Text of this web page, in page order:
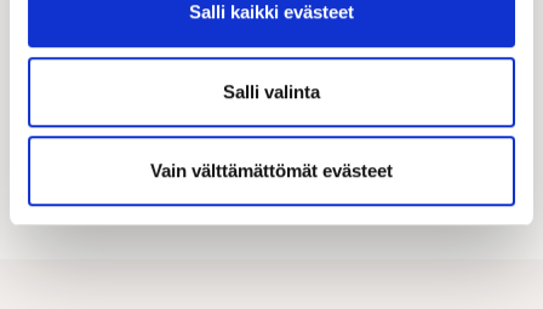
Salli kaikki evästeet
Salli valinta
Vain välttämättömät evästeet
Etsi lähin kauppiaasi